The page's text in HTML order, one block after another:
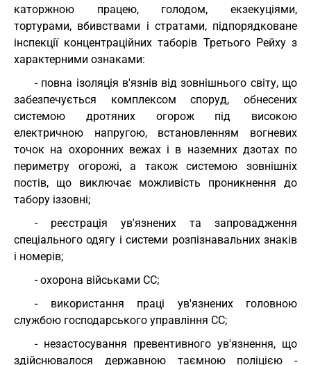
каторжною працею, голодом, екзекуціями,
тортурами, вбивствами і стратами, підпорядковане
інспекції концентраційних таборів Третього Рейху з
характерними ознаками:
- повна ізоляція в'язнів від зовнішнього світу, що
забезпечується комплексом споруд, обнесених
системою дротяних огорож під високою
електричною напругою, встановленням вогневих
точок на охоронних вежах і в наземних дзотах по
периметру огорожі, а також системою зовнішніх
постів, що виключає можливість проникнення до
табору іззовні;
- реєстрація ув'язнених та запровадження
спеціального одягу і системи розпізнавальних знаків
і номерів;
- охорона військами СС;
- використання праці ув'язнених головною
службою господарського управління СС;
- незастосування превентивного ув'язнення, що
здійснювалося державною таємною поліцією -